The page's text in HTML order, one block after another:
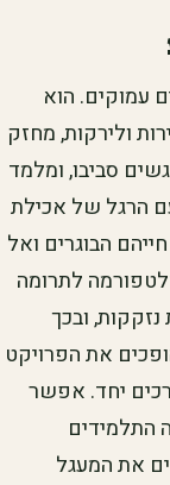
עמוקים. הוא
ולירקות, מחזק
סביבו, ומלמד
הרגל של אכילת
הבוגרים ואל
לתרומה
ובכך
את הפרויקט
יחד. אפשר
התלמידים
את המעגל